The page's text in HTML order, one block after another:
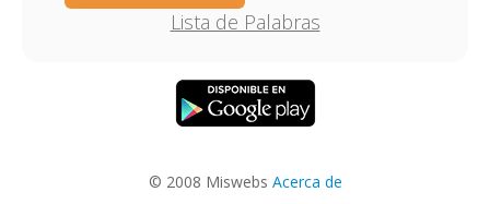
Lista de Palabras
© 2008 Miswebs Acerca de